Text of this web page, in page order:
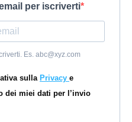
per iscriverti
Es. abc@xyz.com
sulla Privacy e
dei miei dati per l’invio